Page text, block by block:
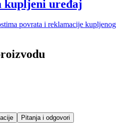
kupljeni uređaj
povrata i reklamacije kupljenog
Pitanja i odgovori